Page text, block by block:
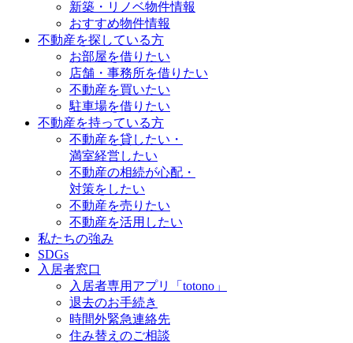
新築・リノベ物件情報
おすすめ物件情報
不動産を探している方
お部屋を借りたい
店舗・事務所を借りたい
不動産を買いたい
駐車場を借りたい
不動産を持っている方
不動産を貸したい・
満室経営したい
不動産の相続が心配・
対策をしたい
不動産を売りたい
不動産を活用したい
私たちの強み
SDGs
入居者窓口
入居者専用アプリ「totono」
退去のお手続き
時間外緊急連絡先
住み替えのご相談